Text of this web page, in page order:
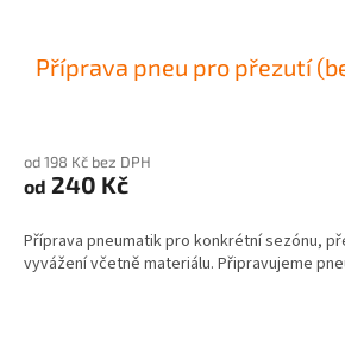
Příprava pneu pro přezutí
od 198 Kč bez DPH
od 240 Kč
Příprava pneumatik pro konkrétní sezónu,
vyvážení včetně materiálu. Připravujeme